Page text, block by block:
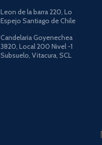
Leon de la barra 220, Lo
Espejo Santiago de Chile
Candelaria Goyenechea
3820, Local 200 Nivel -1
Subsuelo, Vitacura, SCL